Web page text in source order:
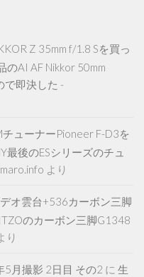
Z 35mm f/1.8 Sを買っ
のAI AF Nikkor 50mm
で即決した -
ューナーPioneer F-D3を
最後のESシリーズのチュ
より
オ雲台+536カーボン三脚
のカーボン三脚G1348
り
5月撮影 2日目 その2 に 生